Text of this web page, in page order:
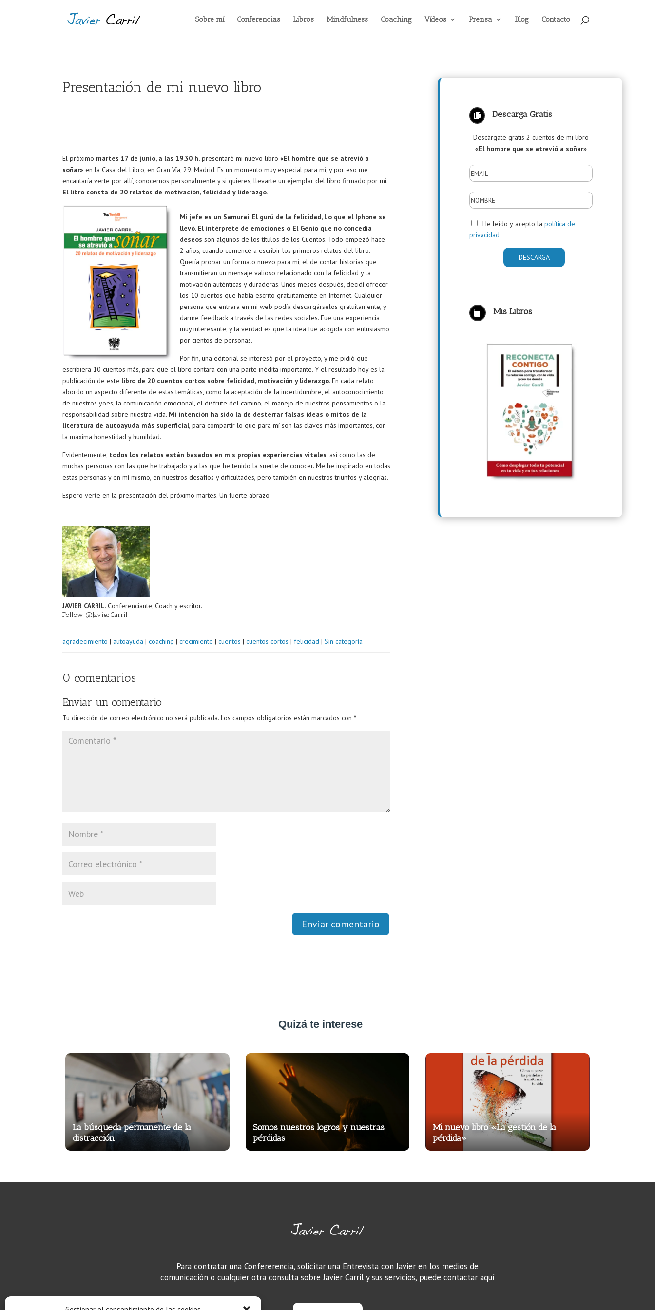
Sobre mí Conferencias Libros Mindfulness Coaching Vídeos Prensa Blog Contacto
Presentación de mi nuevo libro
El próximo martes 17 de junio, a las 19.30 h.presentaré mi nuevo libro «El hombre que se atrevió a
soñar»en la Casa del Libro, en Gran Vía, 29. Madrid. Es un momento muy especial para mí, y por eso me
encantaría verte por allí, conocernos personalmente y si quieres, llevarte un ejemplar del libro firmado por mí.
El libro consta de 20 relatos de motivación, felicidad y liderazgo.
Mi jefe es un Samurai, El gurú de la felicidad, Lo que el Iphone se
llevó, El intérprete de emociones o El Genio que no concedía
deseos son algunos de los títulos de los Cuentos. Todo empezó hace
2 años, cuando comencé a escribir los primeros relatos del libro.
Quería probar un formato nuevo para mí, el de contar historias que
transmitieran un mensaje valioso relacionado con la felicidad y la
motivación auténticas y duraderas. Unos meses después, decidí ofrecer
los 10 cuentos que había escrito gratuitamente en Internet. Cualquier
persona que entrara en mi web podía descargárselos gratuitamente, y
darme feedback a través de las redes sociales. Fue una experiencia
muy interesante, y la verdad es que la idea fue acogida con entusiasmo
por cientos de personas.
Por fin, una editorial se interesó por el proyecto, y me pidió que
escribiera 10 cuentos más, para que el libro contara con una parte inédita importante. Y el resultado hoy es la
publicación de este libro de 20 cuentos cortos sobre felicidad, motivación y liderazgo. En cada relato
abordo un aspecto diferente de estas temáticas, como la aceptación de la incertidumbre, el autoconocimiento
de nuestros yoes, la comunicación emocional, el disfrute del camino, el manejo de nuestros pensamientos o la
responsabilidad sobre nuestra vida. Mi intención ha sido la de desterrar falsas ideas o mitos de la
literatura de autoayuda más superficial, para compartir lo que para mí son las claves más importantes, con
la máxima honestidad y humildad.
Evidentemente, todos los relatos están basados en mis propias experiencias vitales, así como las de
muchas personas con las que he trabajado y a las que he tenido la suerte de conocer. Me he inspirado en todas
estas personas y en mí mismo, en nuestros desafíos y dificultades, pero también en nuestros triunfos y alegrías.
Espero verte en la presentación del próximo martes. Un fuerte abrazo.
JAVIER CARRIL. Conferenciante, Coach y escritor.
Follow @JavierCarril
agradecimiento | autoayuda | coaching | crecimiento | cuentos | cuentos cortos | felicidad | Sin categoría
0 comentarios
Enviar un comentario
Tu dirección de correo electrónico no será publicada. Los campos obligatorios están marcados con *
Enviar comentario
 Descarga Gratis
Descárgate gratis 2 cuentos de mi libro
«El hombre que se atrevió a soñar»
He leído y acepto lapolítica de
privacidad
 Mis Libros
Quizá te interese
La búsqueda permanente de la
distracción
Somos nuestros logros y nuestras
pérdidas
Mi nuevo libro «La gestión de la
pérdida»
Para contratar una Confererencia, solicitar una Entrevista con Javier en los medios de
comunicación o cualquier otra consulta sobre Javier Carril y sus servicios, puede contactar aquí